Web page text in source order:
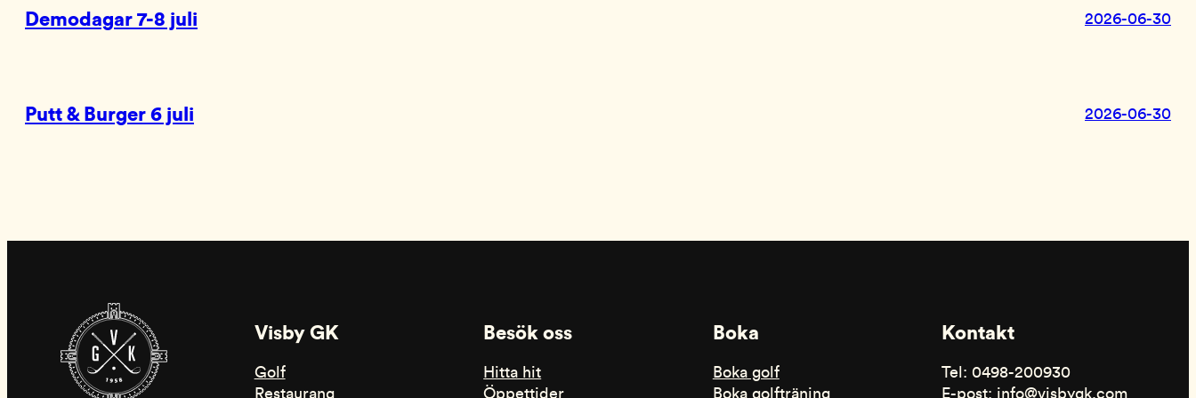
Demodagar 7-8 juli 2026-06-30
Putt & Burger 6 juli 2026-06-30
Visby GK
Golf
Restaurang
Besök oss
Hitta hit
Öppettider
Boka
Boka golf
Boka golfträning
Kontakt
Tel: 0498-200930
E-post: info@visbygk.com